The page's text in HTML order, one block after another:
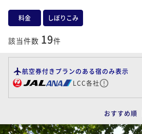
北海道離島（利尻・礼文・天売・焼尻）
料金 しぼりこみ
該当件数 19件
航空券付きプランのある宿のみ表示
LCC各社
おすすめ順